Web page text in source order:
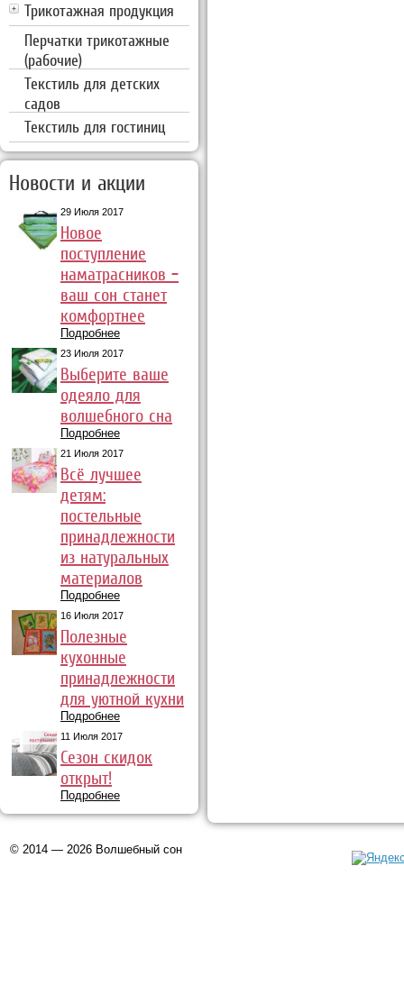
Трикотажная продукция
Перчатки трикотажные
(рабочие)
Текстиль для детских
садов
Текстиль для гостиниц
Новости и акции
29 Июля 2017
Новое
поступление
наматрасников –
ваш сон станет
комфортнее
Подробнее
23 Июля 2017
Выберите ваше
одеяло для
волшебного сна
Подробнее
21 Июля 2017
Всё лучшее
детям:
постельные
принадлежности
из натуральных
материалов
Подробнее
16 Июля 2017
Полезные
кухонные
принадлежности
для уютной кухни
Подробнее
11 Июля 2017
Сезон скидок
открыт!
Подробнее
© 2014 — 2026 Волшебный сон